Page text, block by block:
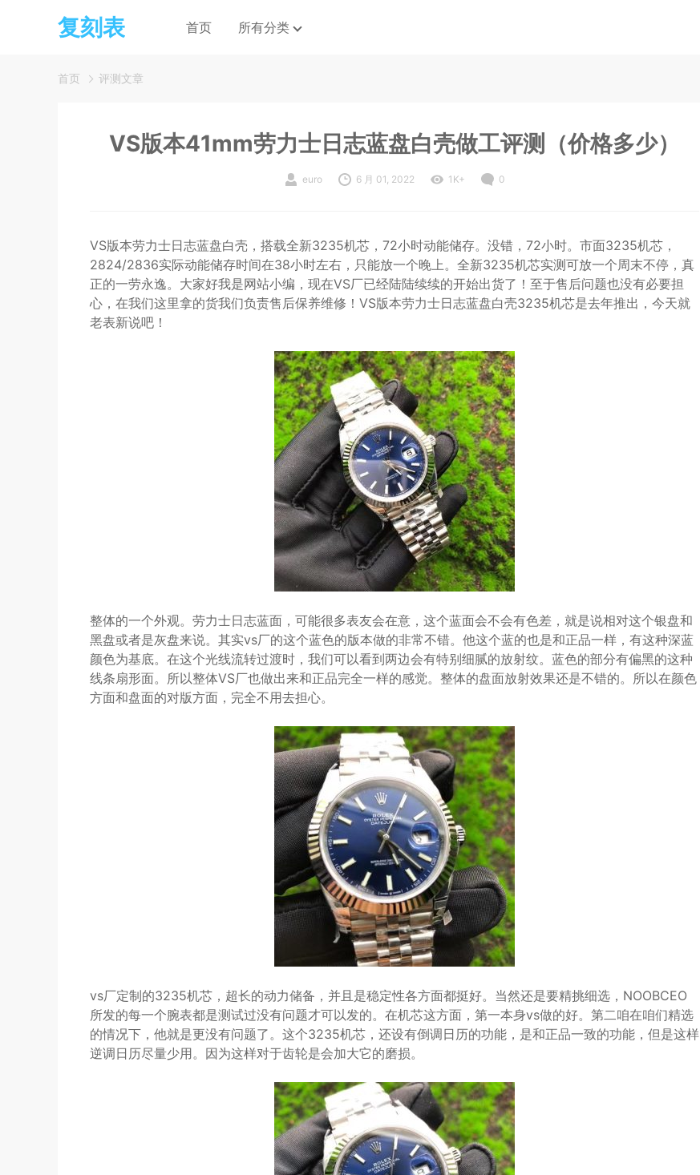
复刻表 首页 所有分类
首页 评测文章
VS版本41mm劳力士日志蓝盘白壳做工评测（价格多少）
euro 6 月 01, 2022 1K+ 0
VS版本劳力士日志蓝盘白壳，搭载全新3235机芯，72小时动能储存。没错，72小时。市面3235机芯，
2824/2836实际动能储存时间在38小时左右，只能放一个晚上。全新3235机芯实测可放一个周末不停，真
正的一劳永逸。大家好我是网站小编，现在VS厂已经陆陆续续的开始出货了！至于售后问题也没有必要担
心，在我们这里拿的货我们负责售后保养维修！VS版本劳力士日志蓝盘白壳3235机芯是去年推出，今天就
老表新说吧！
整体的一个外观。劳力士日志蓝面，可能很多表友会在意，这个蓝面会不会有色差，就是说相对这个银盘和
黑盘或者是灰盘来说。其实vs厂的这个蓝色的版本做的非常不错。他这个蓝的也是和正品一样，有这种深蓝
颜色为基底。在这个光线流转过渡时，我们可以看到两边会有特别细腻的放射纹。蓝色的部分有偏黑的这种
线条扇形面。所以整体VS厂也做出来和正品完全一样的感觉。整体的盘面放射效果还是不错的。所以在颜色
方面和盘面的对版方面，完全不用去担心。
vs厂定制的3235机芯，超长的动力储备，并且是稳定性各方面都挺好。当然还是要精挑细选，NOOBCEO
所发的每一个腕表都是测试过没有问题才可以发的。在机芯这方面，第一本身vs做的好。第二咱在咱们精选
的情况下，他就是更没有问题了。这个3235机芯，还设有倒调日历的功能，是和正品一致的功能，但是这样
逆调日历尽量少用。因为这样对于齿轮是会加大它的磨损。